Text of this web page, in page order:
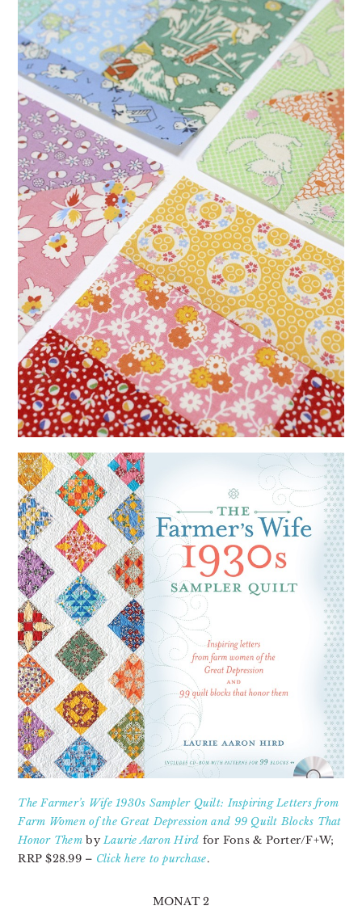
The Farmer’s Wife 1930s Sampler Quilt: Inspiring Letters from
Farm Women of the Great Depression and 99 Quilt Blocks That
Honor Them byLaurie Aaron Hird for Fons & Porter/F+W;
RRP $28.99 – Click here to purchase.
MONAT 2